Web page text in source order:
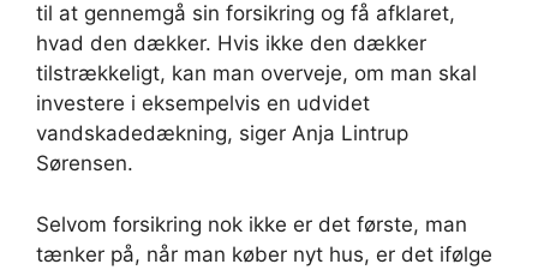
til at gennemgå sin forsikring og få afklaret,
hvad den dækker. Hvis ikke den dækker
tilstrækkeligt, kan man overveje, om man skal
investere i eksempelvis en udvidet
vandskadedækning, siger Anja Lintrup
Sørensen.
Selvom forsikring nok ikke er det første, man
tænker på, når man køber nyt hus, er det ifølge